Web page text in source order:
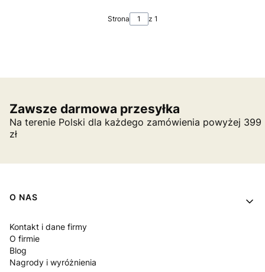
Strona z 1
Zawsze darmowa przesyłka
Na terenie Polski dla każdego zamówienia powyżej 399
zł
Linki w stopce
O NAS
Kontakt i dane firmy
O firmie
Blog
Nagrody i wyróżnienia